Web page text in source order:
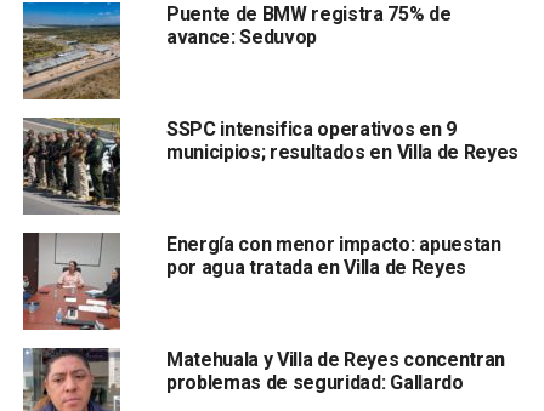
; sin embargo, los elementos aseguraron que la agresión
fue bajo la justificación de que la víctima habría sido
Algunos trascendidos indican que todo comenzó porque
la víctima no acató las indicaciones de unas
presuntas mujeres policías.
También lee:
Despenalizar el aborto en SLP no está en la
agenda del Partido Verde: Aradillas
ARTÍCULOS RELACIONADOS:
ABUSO DE AUTORIDAD
VILLA DE REYES
Puente de BMW registra 75% de
avance: Seduvop
SSPC intensifica operativos en 9
municipios; resultados en Villa de Reyes
Energía con menor impacto: apuestan
por agua tratada en Villa de Reyes
Matehuala y Villa de Reyes concentran
problemas de seguridad: Gallardo